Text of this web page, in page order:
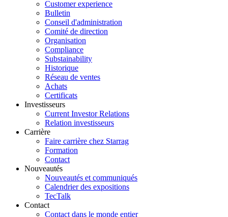
Customer experience
Bulletin
Conseil d'administration
Comité de direction
Organisation
Compliance
Substainability
Historique
Réseau de ventes
Achats
Certificats
Investisseurs
Current Investor Relations
Relation investisseurs
Carrière
Faire carrière chez Starrag
Formation
Contact
Nouveautés
Nouveautés et communiqués
Calendrier des expositions
TecTalk
Contact
Contact dans le monde entier